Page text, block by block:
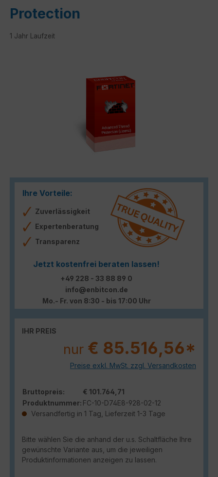
Protection
1 Jahr Laufzeit
Ihre Vorteile:
Zuverlässigkeit
Expertenberatung
Transparenz
Jetzt kostenfrei beraten lassen!
+49 228 - 33 88 89 0
info@enbitcon.de
Mo.- Fr. von 8:30 - bis 17:00 Uhr
IHR PREIS
nur € 85.516,56*
Preise exkl. MwSt. zzgl. Versandkosten
Bruttopreis:
€ 101.764,71
Produktnummer: FC-10-D74E8-928-02-12
Versandfertig in 1 Tag, Lieferzeit 1-3 Tage
Bitte wählen Sie die anhand der u.s. Schaltfläche Ihre
gewünschte Variante aus, um die jeweiligen
Produktinformationen anzeigen zu lassen.